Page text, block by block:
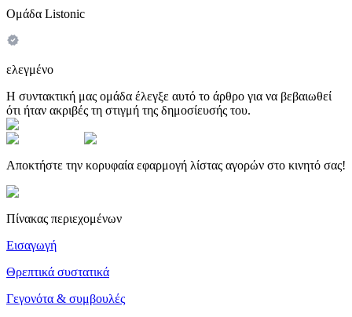
Ομάδα Listonic
ελεγμένο
Η συντακτική μας ομάδα έλεγξε αυτό το άρθρο για να βεβαιωθεί
ότι ήταν ακριβές τη στιγμή της δημοσίευσής του.
Αποκτήστε την κορυφαία εφαρμογή λίστας αγορών στο κινητό σας!
Πίνακας περιεχομένων
Εισαγωγή
Θρεπτικά συστατικά
Γεγονότα & συμβουλές